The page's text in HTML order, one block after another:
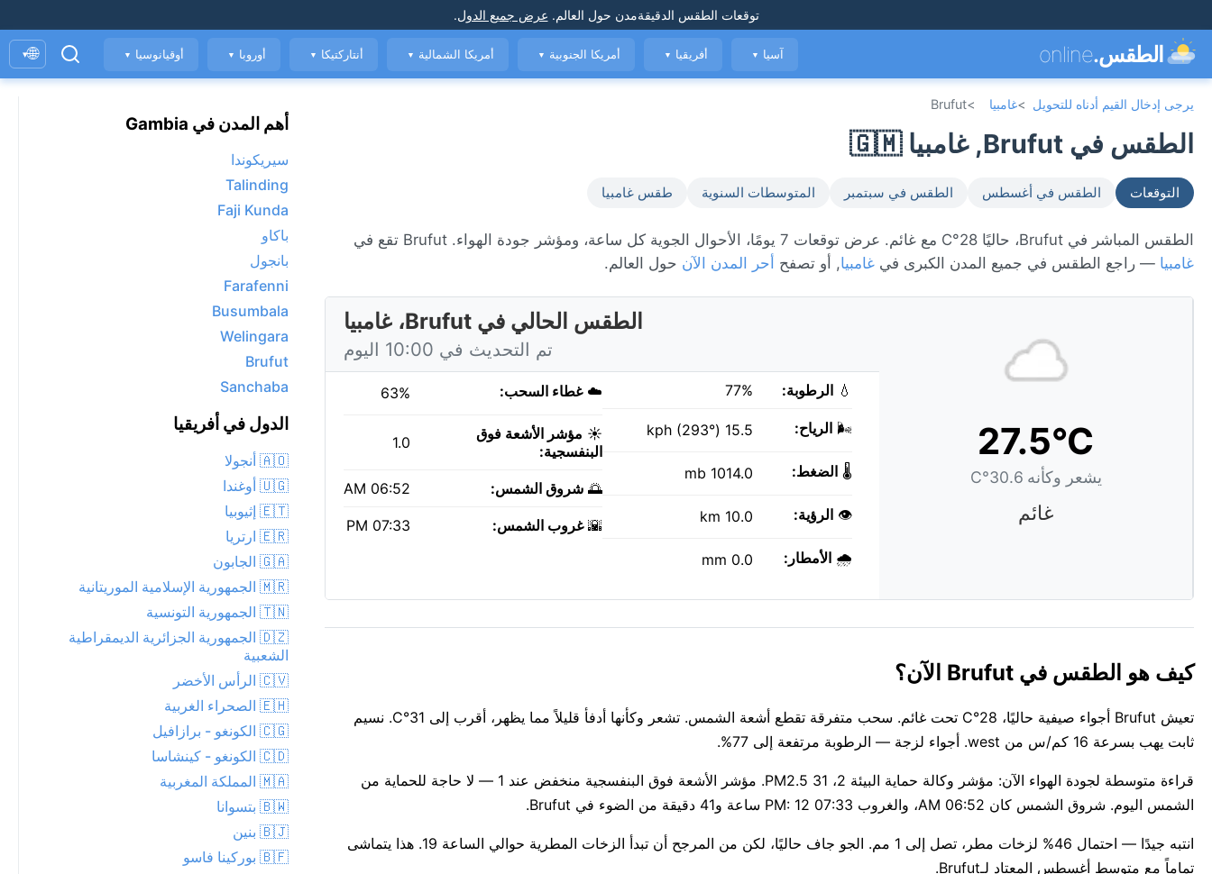
توقعات الطقس الدقيقةمدن حول العالم. عرض جميع الدول.
الطقس.online آسيا ▼ أفريقيا ▼ أمريكا الجنوبية ▼ أمريكا الشمالية ▼ أنتاركتيكا ▼ أوروبا ▼ أوقيانوسيا ▼
🌐
▾
يرجى إدخال القيم أدناه للتحويل >غامبيا >
Brufut
الطقس في Brufut, غامبيا 🇬🇲
التوقعات الطقس في أغسطس الطقس في سبتمبر المتوسطات السنوية طقس غامبيا
الطقس المباشر في Brufut، حاليًا 28°C مع غائم. عرض توقعات 7 يومًا، الأحوال الجوية كل ساعة، ومؤشر جودة الهواء. Brufut تقع في
غامبيا — راجع الطقس في جميع المدن الكبرى في غامبيا, أو تصفح أحر المدن الآن حول العالم.
27.5°C
يشعر وكأنه 30.6°C
غائم
الطقس الحالي في Brufut، غامبيا
تم التحديث في 10:00 اليوم
💧 الرطوبة: 77%
🌬️ الرياح: 15.5 kph (293°)
🌡️ الضغط: 1014.0 mb
👁️ الرؤية: 10.0 km
🌧️ الأمطار: 0.0 mm
☁️غطاء السحب: 63%
☀️ مؤشر الأشعة فوق
البنفسجية:
1.0
🌅 شروق الشمس: 06:52 AM
🌇غروب الشمس: 07:33 PM
كيف هو الطقس في Brufut الآن؟
تعيش Brufut أجواء صيفية حاليًا، 28°C تحت غائم. سحب متفرقة تقطع أشعة الشمس. تشعر وكأنها أدفأ قليلاً مما يظهر، أقرب إلى 31°C. نسيم
ثابت يهب بسرعة 16 كم/س من west. أجواء لزجة — الرطوبة مرتفعة إلى 77%.
قراءة متوسطة لجودة الهواء الآن: مؤشر وكالة حماية البيئة 2، PM2.5 31. مؤشر الأشعة فوق البنفسجية منخفض عند 1 — لا حاجة للحماية من
الشمس اليوم. شروق الشمس كان 06:52 AM، والغروب 07:33 PM: 12 ساعة و41 دقيقة من الضوء في Brufut.
انتبه جيدًا — احتمال 46% لزخات مطر، تصل إلى 1 مم. الجو جاف حاليًا، لكن من المرجح أن تبدأ الزخات المطرية حوالي الساعة 19. هذا يتماشى
تماماً مع متوسط أغسطس المعتاد لـBrufut.
أهم المدن في Gambia
سيريكوندا
Talinding
Faji Kunda
باكاو
بانجول
Farafenni
Busumbala
Welingara
Brufut
Sanchaba
الدول في أفريقيا
🇦🇴 أنجولا
🇺🇬 أوغندا
🇪🇹 إثيوبيا
🇪🇷 ارتريا
🇬🇦 الجابون
🇲🇷 الجمهورية الإسلامية الموريتانية
🇹🇳 الجمهورية التونسية
🇩🇿 الجمهورية الجزائرية الديمقراطية
الشعبية
🇨🇻 الرأس الأخضر
🇪🇭 الصحراء الغربية
🇨🇬 الكونغو - برازافيل
🇨🇩 الكونغو - كينشاسا
🇲🇦 المملكة المغربية
🇧🇼 بتسوانا
🇧🇯 بنين
🇧🇫 بوركينا فاسو